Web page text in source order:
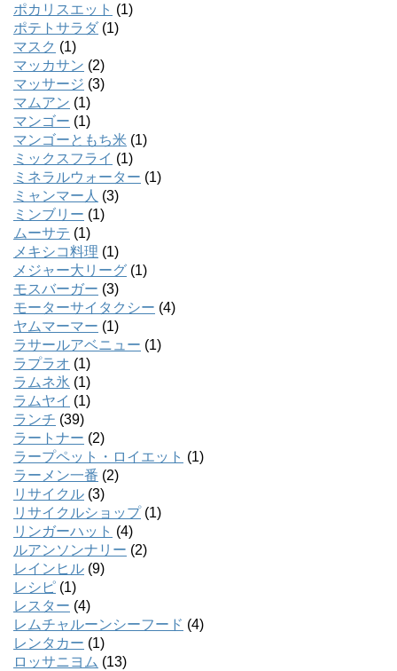
ポカリスエット (1)
ポテトサラダ (1)
マスク (1)
マッカサン (2)
マッサージ (3)
マムアン (1)
マンゴー (1)
マンゴーともち米 (1)
ミックスフライ (1)
ミネラルウォーター (1)
ミャンマー人 (3)
ミンブリー (1)
ムーサテ (1)
メキシコ料理 (1)
メジャー大リーグ (1)
モスバーガー (3)
モーターサイタクシー (4)
ヤムマーマー (1)
ラサールアベニュー (1)
ラプラオ (1)
ラムネ氷 (1)
ラムヤイ (1)
ランチ (39)
ラートナー (2)
ラープペット・ロイエット (1)
ラーメン一番 (2)
リサイクル (3)
リサイクルショップ(1)
リンガーハット (4)
ルアンソンナリー (2)
レインヒル (9)
レシピ (1)
レスター (4)
レムチャルーンシーフード (4)
レンタカー (1)
ロッサニヨム (13)